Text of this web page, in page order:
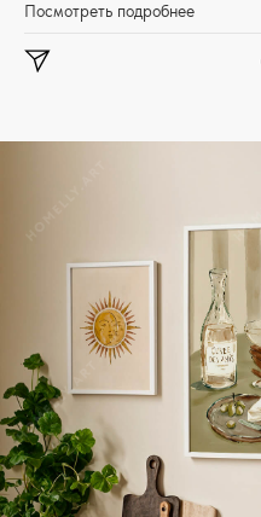
Посмотреть подробнее